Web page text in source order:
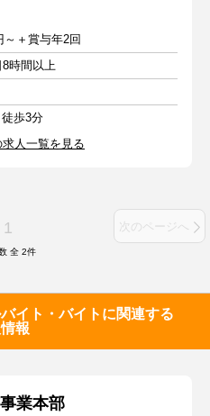
～＋賞与年2回
時間以上
歩3分
人一覧を見る
1 次のページへ
全 2件
イト・バイトに関連する
報
業本部